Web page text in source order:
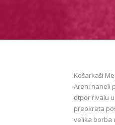
Košarkaši
Areni naneli
otpor rivalu
preokreta
velika borba